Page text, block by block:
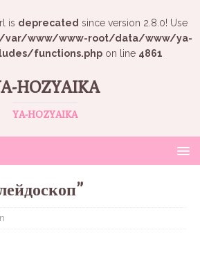
is deprecated since version 2.8.0! Use
/var/www/www-root/data/www/ya-
functions.php on line 4861
HOZYAIKA
YA-HOZYAIKA